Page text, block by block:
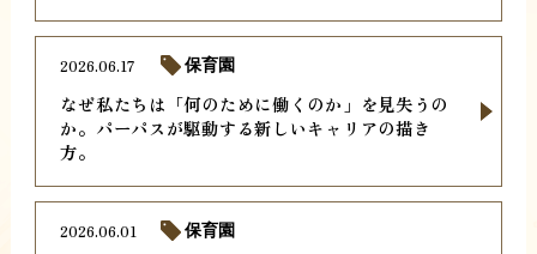
なぜ私たちは「何のために働くのか」を見失うの
か。パーパスが駆動する新しいキャリアの描き
方。
2026.06.17 保育園
2026.06.01 保育園